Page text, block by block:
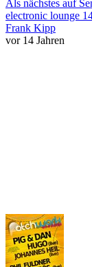
Als nächstes auf
electronic lounge
Frank Kipp
vor 14 Jahren